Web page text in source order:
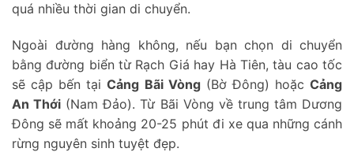
quá nhiều thời gian di chuyển.
Ngoài đường hàng không, nếu bạn chọn di chuyển
bằng đường biển từ Rạch Giá hay Hà Tiên, tàu cao tốc
sẽ cập bến tạiCảng Bãi Vòng(Bờ Đông) hoặcCảng
An Thới (Nam Đảo). Từ Bãi Vòng về trung tâm Dương
Đông sẽ mất khoảng 20-25 phút đi xe qua những cánh
rừng nguyên sinh tuyệt đẹp.